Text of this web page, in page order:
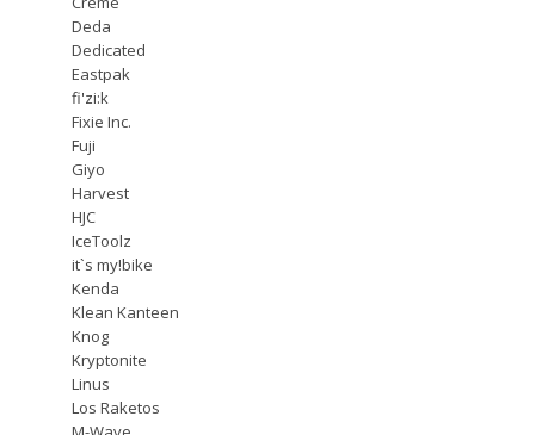
Deda
Dedicated
Eastpak
fi'zi:k
Fixie Inc.
Fuji
Giyo
Harvest
HJC
IceToolz
it`s my!bike
Kenda
Klean Kanteen
Knog
Kryptonite
Linus
Los Raketos